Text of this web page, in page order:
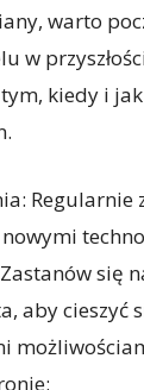
warto
w
kiedy i
się
aby cieszyć